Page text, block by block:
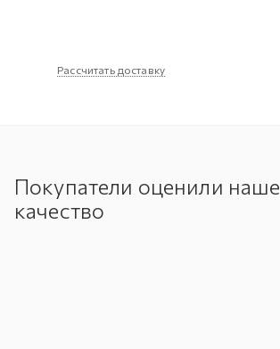
Рассчитать доставку
Покупатели оценили наше
качество